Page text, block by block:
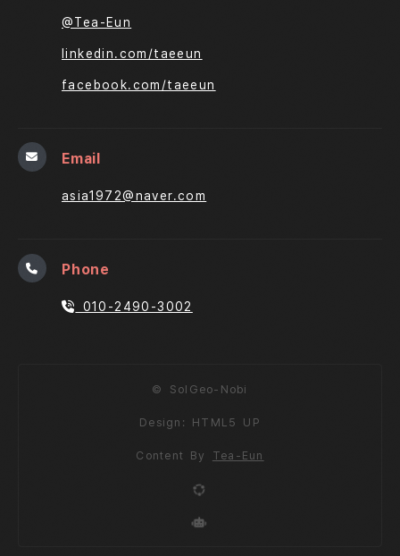
@Tea-Eun
linkedin.com/taeeun
facebook.com/taeeun
Email
asia1972@naver.com
Phone
010-2490-3002
© SolGeo-Nobi
Design: HTML5 UP
Content By Tea-Eun